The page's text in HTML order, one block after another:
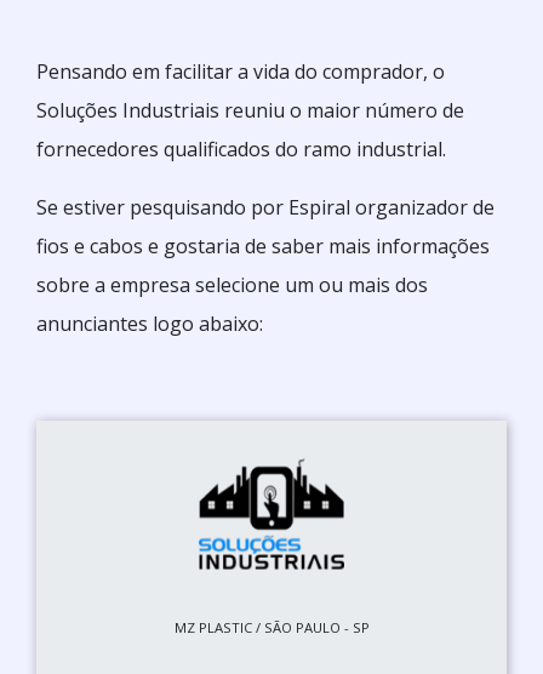
Pensando em facilitar a vida do comprador, o
Soluções Industriais reuniu o maior número de
fornecedores qualificados do ramo industrial.
Se estiver pesquisando por Espiral organizador de
fios e cabos e gostaria de saber mais informações
sobre a empresa selecione um ou mais dos
anunciantes logo abaixo:
MZ PLASTIC / SÃO PAULO - SP